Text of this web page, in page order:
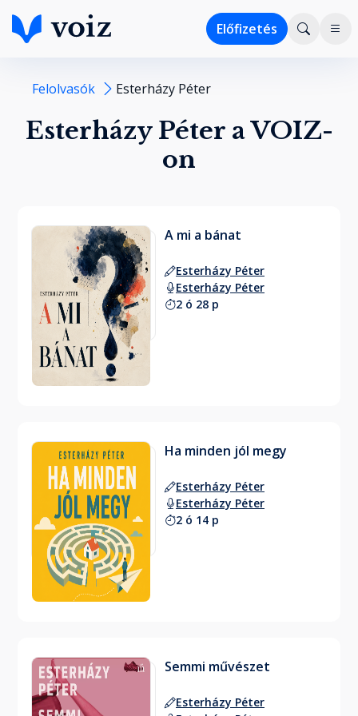
Előfizetés
Felolvasók Esterházy Péter
Esterházy Péter a VOIZ-
on
A mi a bánat
Esterházy Péter
Esterházy Péter
2 ó 28 p
Ha minden jól megy
Esterházy Péter
Esterházy Péter
2 ó 14 p
Semmi művészet
Esterházy Péter